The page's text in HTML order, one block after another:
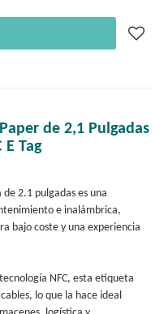
de 2,1 Pulgadas
E Tag
de 2.1 pulgadas es una
e inalámbrica,
bajo coste y una experiencia
NFC, esta etiqueta
lo que la hace ideal